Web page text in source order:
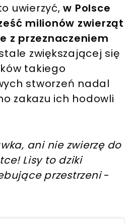
uwierzyć, w Polsce
milionów zwierząt
z przeznaczeniem
zwiększającej się
takiego
stworzeń nadal
zakazu ich hodowli
ani nie zwierzę do
Lisy to dziki
przestrzeni-